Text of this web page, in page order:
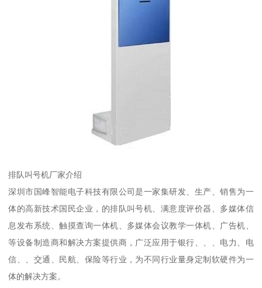
排队叫号机厂家介绍
深圳市国峰智能电子科技有限公司是一家集研发、生产、销售为一
体的高新技术国民企业，的排队叫号机、满意度评价器、多媒体信
息发布系统、触摸查询一体机、多媒体会议教学一体机、广告机、
等设备制造商和解决方案提供商，广泛应用于银行、、、电力、电
信、、交通、民航、保险等行业，为不同行业量身定制软硬件为一
体的解决方案。